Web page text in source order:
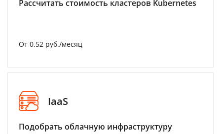
Рассчитать стоимость кластеров Kubernetes
От 0.52 руб./месяц
IaaS
Подобрать облачную инфраструктуру